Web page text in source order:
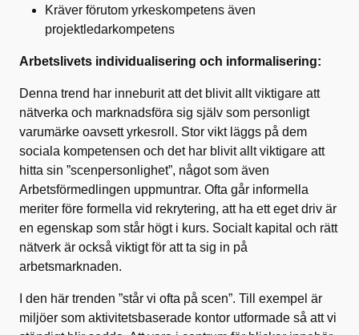
Kräver förutom yrkeskompetens även
projektledarkompetens
Arbetslivets individualisering och informalisering:
Denna trend har inneburit att det blivit allt viktigare att
nätverka och marknadsföra sig själv som personligt
varumärke oavsett yrkesroll. Stor vikt läggs på dem
sociala kompetensen och det har blivit allt viktigare att
hitta sin ”scenpersonlighet”, något som även
Arbetsförmedlingen uppmuntrar. Ofta går informella
meriter före formella vid rekrytering, att ha ett eget driv är
en egenskap som står högt i kurs. Socialt kapital och rätt
nätverk är också viktigt för att ta sig in på
arbetsmarknaden.
I den här trenden ”står vi ofta på scen”. Till exempel är
miljöer som aktivitetsbaserade kontor utformade så att vi